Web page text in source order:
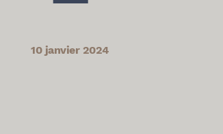
10 janvier 2024